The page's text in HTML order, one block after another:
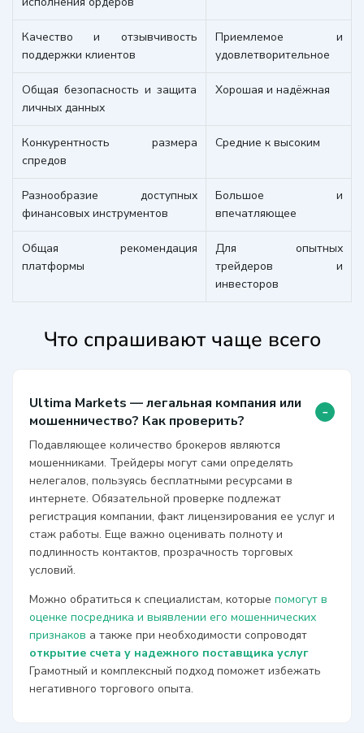
Качество и отзывчивость
поддержки клиентов
Приемлемое и
удовлетворительное
Общая безопасность и защита
личных данных
Хорошая и надёжная
Конкурентность размера
спредов
Средние к высоким
Разнообразие доступных
финансовых инструментов
Большое и
впечатляющее
Общая рекомендация
платформы
Для опытных
трейдеров и
инвесторов
Что спрашивают чаще всего
Ultima Markets — легальная компания или
мошенничество? Как проверить?
-
Подавляющее количество брокеров являются
мошенниками. Трейдеры могут сами определять
нелегалов, пользуясь бесплатными ресурсами в
интернете. Обязательной проверке подлежат
регистрация компании, факт лицензирования ее услуг и
стаж работы. Еще важно оценивать полноту и
подлинность контактов, прозрачность торговых
условий.
Можно обратиться к специалистам, которые помогут в
оценке посредника и выявлении его мошеннических
признаков а также при необходимости сопроводят
открытие счета у надежного поставщика услуг
Грамотный и комплексный подход поможет избежать
негативного торгового опыта.